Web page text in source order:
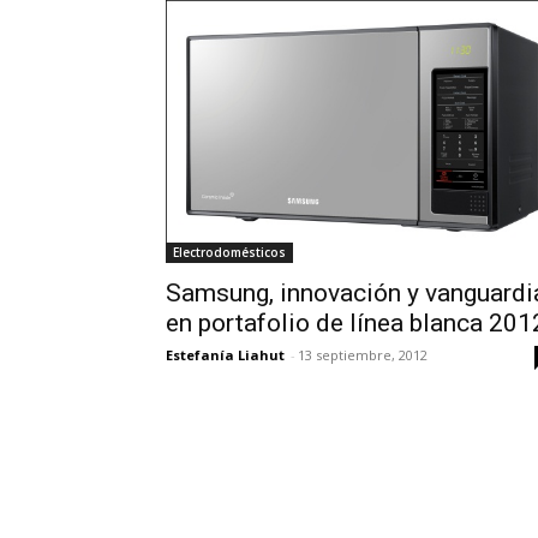
Electrodomésticos
Samsung, innovación y
en portafolio de línea blanca
Estefanía Liahut - 13 septiembre, 2012